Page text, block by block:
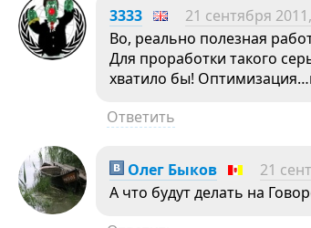
3333 21 сентября
Во, реально полезная
Для проработки такого
хватило бы!
Ответить
Олег Быков 21
А что будут делать на